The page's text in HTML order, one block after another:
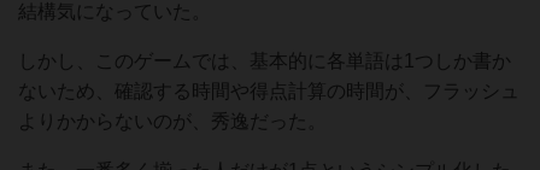
結構気になっていた。
しかし、このゲームでは、基本的に各単語は1つしか書か
ないため、確認する時間や得点計算の時間が、フラッシュ
よりかからないのが、秀逸だった。